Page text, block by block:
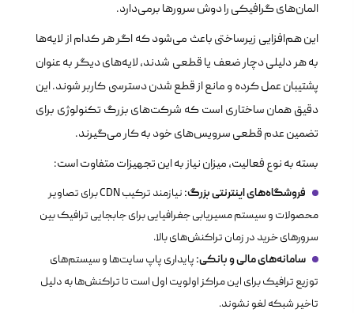
المان‌های گرافیکی را دوش سرورها برمی‌دارد.
این هم‌افزایی زیرساختی باعث می‌شود که اگر هر کدام از لایه‌ها
به هر دلیلی دچار ضعف یا قطعی شدند، لایه‌های دیگر به عنوان
پشتیبان عمل کرده و مانع از قطع شدن دسترسی کاربر شوند. این
دقیق همان ساختاری است که شرکت‌های بزرگ تکنولوژی برای
تضمین عدم قطعی سرویس‌های خود به کار می‌گیرند.
بسته به نوع فعالیت، میزان نیاز به این تجهیزات متفاوت است:
فروشگاه‌های اینترنتی بزرگ:
نیازمند ترکیب CDN برای تصاویر
محصولات و سیستم مسیریابی جغرافیایی برای جابجایی ترافیک بین
سرورهای خرید در زمان تراکنش‌های بالا.
سامانه‌های مالی و بانکی: پایداری پاپ سایت‌ها و سیستم‌های
توزیع ترافیک برای این مراکز اولویت اول است تا تراکنش‌ها به دلیل
تاخیر شبکه لغو نشوند.